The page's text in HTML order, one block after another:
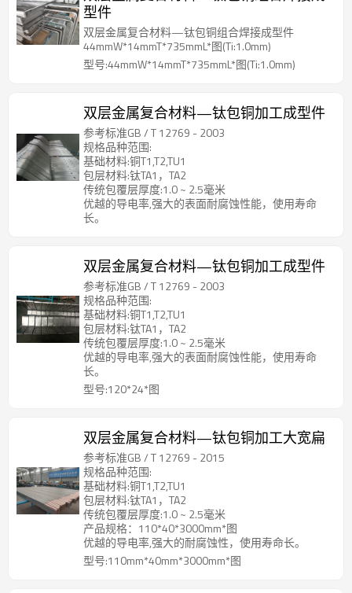
型件
双层金属复合材料—钛包铜组合焊接成型件
44mmW*14mmT*735mmL*图(Ti:1.0mm)
型号:44mmW*14mmT*735mmL*图(Ti:1.0mm)
双层金属复合材料—钛包铜加工成型件
参考标准GB / T 12769 - 2003
规格品种范围:
基础材料:铜T1,T2,TU1
包层材料:钛TA1，TA2
传统包覆层厚度:1.0 ~ 2.5毫米
优越的导电率,强大的表面耐腐蚀性能，使用寿命
长。
双层金属复合材料—钛包铜加工成型件
参考标准GB / T 12769 - 2003
规格品种范围:
基础材料:铜T1,T2,TU1
包层材料:钛TA1，TA2
传统包覆层厚度:1.0 ~ 2.5毫米
优越的导电率,强大的表面耐腐蚀性能，使用寿命
长。
型号:120*24*图
双层金属复合材料—钛包铜加工大宽扁
参考标准GB / T 12769 - 2015
规格品种范围:
基础材料:铜T1,T2,TU1
包层材料:钛TA1，TA2
传统包覆层厚度:1.0 ~ 2.5毫米
产品规格：110*40*3000mm*图
优越的导电率,强大的耐腐蚀性，使用寿命长。
型号:110mm*40mm*3000mm*图